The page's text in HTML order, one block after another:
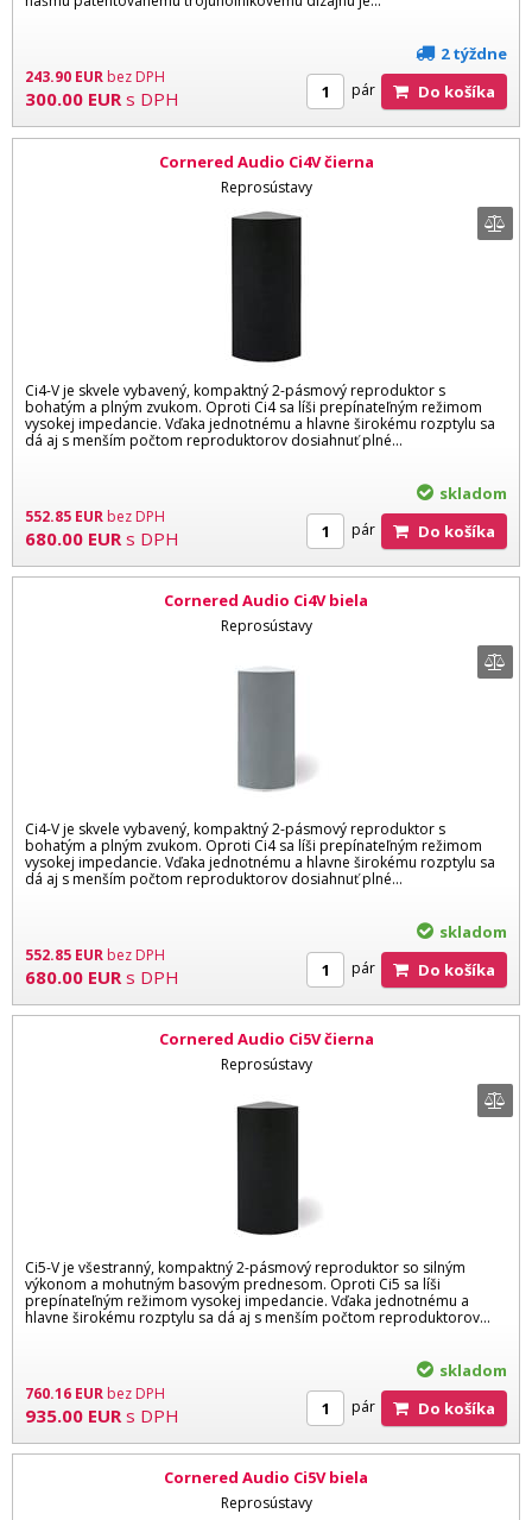
243.90 EUR bez DPH
300.00 EUR s DPH
2 týždne
pár Do košíka
Cornered Audio Ci4V čierna
Reprosústavy
Ci4-V je skvele vybavený, kompaktný 2-pásmový reproduktor s
bohatým a plným zvukom. Oproti Ci4 sa líši prepínateľným režimom
vysokej impedancie. Vďaka jednotnému a hlavne širokému rozptylu sa
dá aj s menším počtom reproduktorov dosiahnuť plné...
552.85 EURbez DPH
680.00 EUR s DPH
skladom
pár Do košíka
Cornered Audio Ci4V biela
Reprosústavy
Ci4-V je skvele vybavený, kompaktný 2-pásmový reproduktor s
bohatým a plným zvukom. Oproti Ci4 sa líši prepínateľným režimom
vysokej impedancie. Vďaka jednotnému a hlavne širokému rozptylu sa
dá aj s menším počtom reproduktorov dosiahnuť plné...
552.85 EURbez DPH
680.00 EUR s DPH
skladom
pár Do košíka
Cornered Audio Ci5V čierna
Reprosústavy
Ci5-V je všestranný, kompaktný 2-pásmový reproduktor so silným
výkonom a mohutným basovým prednesom. Oproti Ci5 sa líši
prepínateľným režimom vysokej impedancie. Vďaka jednotnému a
hlavne širokému rozptylu sa dá aj s menším počtom reproduktorov...
760.16 EURbez DPH
935.00 EUR s DPH
skladom
pár Do košíka
Cornered Audio Ci5V biela
Reprosústavy